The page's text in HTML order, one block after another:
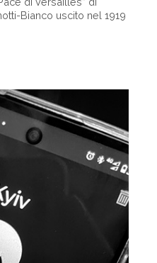
Bianco uscito nel 1919